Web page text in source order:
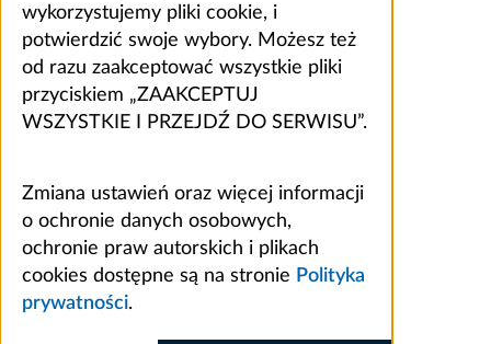
wykorzystujemy pliki cookie, i
potwierdzić swoje wybory. Możesz też
od razu zaakceptować wszystkie pliki
przyciskiem „ZAAKCEPTUJ
WSZYSTKIE I PRZEJDŹ DO SERWISU”.
Zmiana ustawień oraz więcej informacji
o ochronie danych osobowych,
ochronie praw autorskich i plikach
cookies dostępne są na stronie Polityka
prywatności.